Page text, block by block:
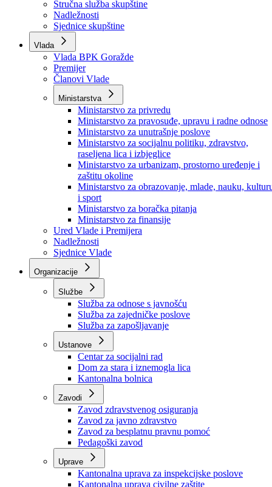
Poslanici po klubovima naroda
Kolegij skupštine
Skupštinski odbori i komisije
Stručna služba skupštine
Nadležnosti
Sjednice skupštine
Vlada
Vlada BPK Goražde
Premijer
Članovi Vlade
Ministarstva
Ministarstvo za privredu
Ministarstvo za pravosuđe, upravu i radne odnose
Ministarstvo za unutrašnje poslove
Ministarstvo za socijalnu politiku, zdravstvo,
raseljena lica i izbjeglice
Ministarstvo za urbanizam, prostorno uređenje i
zaštitu okoline
Ministarstvo za obrazovanje, mlade, nauku,
i sport
Ministarstvo za boračka pitanja
Ministarstvo za finansije
Ured Vlade i Premijera
Nadležnosti
Sjednice Vlade
Organizacije
Službe
Služba za odnose s javnošću
Služba za zajedničke poslove
Služba za zapošljavanje
Ustanove
Centar za socijalni rad
Dom za stara i iznemogla lica
Kantonalna bolnica
Zavodi
Zavod zdravstvenog osiguranja
Zavod za javno zdravstvo
Zavod za besplatnu pravnu pomoć
Pedagoški zavod